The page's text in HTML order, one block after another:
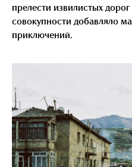
прелести извилистых
совокупности добавляло
приключений.